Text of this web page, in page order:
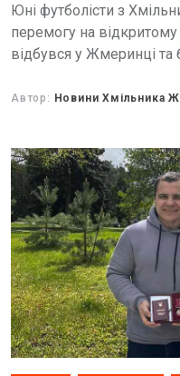
Юні футболісти з
перемогу на відкритому
відбувся у Жмеринці та
Автор: Новини Хмільника